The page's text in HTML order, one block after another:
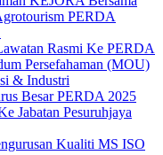
PERDA
Rasmi Ke PERDA
Persefahaman (MOU)
& Industri
Besar PERDA 2025
Jabatan Pesuruhjaya
Kualiti MS ISO